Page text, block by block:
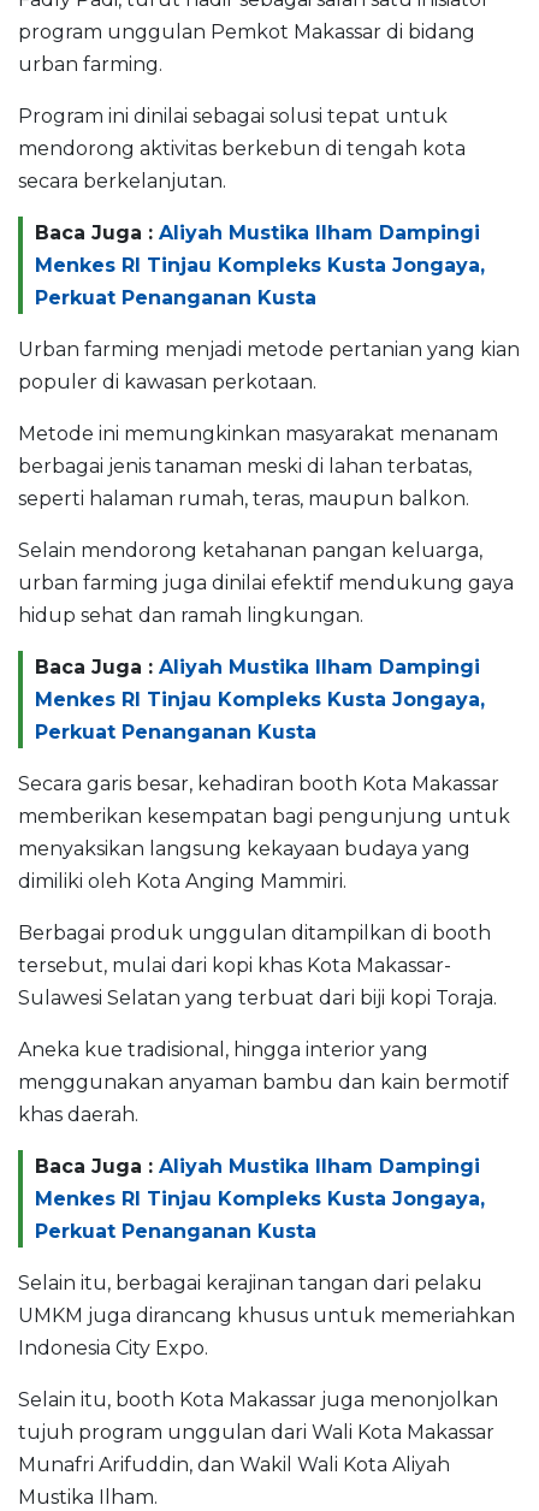
program unggulan Pemkot Makassar di bidang
urban farming.
Program ini dinilai sebagai solusi tepat untuk
mendorong aktivitas berkebun di tengah kota
secara berkelanjutan.
Baca Juga : Aliyah Mustika Ilham Dampingi
Menkes RI Tinjau Kompleks Kusta Jongaya,
Perkuat Penanganan Kusta
Urban farming menjadi metode pertanian yang kian
populer di kawasan perkotaan.
Metode ini memungkinkan masyarakat menanam
berbagai jenis tanaman meski di lahan terbatas,
seperti halaman rumah, teras, maupun balkon.
Selain mendorong ketahanan pangan keluarga,
urban farming juga dinilai efektif mendukung gaya
hidup sehat dan ramah lingkungan.
Baca Juga : Aliyah Mustika Ilham Dampingi
Menkes RI Tinjau Kompleks Kusta Jongaya,
Perkuat Penanganan Kusta
Secara garis besar, kehadiran booth Kota Makassar
memberikan kesempatan bagi pengunjung untuk
menyaksikan langsung kekayaan budaya yang
dimiliki oleh Kota Anging Mammiri.
Berbagai produk unggulan ditampilkan di booth
tersebut, mulai dari kopi khas Kota Makassar-
Sulawesi Selatan yang terbuat dari biji kopi Toraja.
Aneka kue tradisional, hingga interior yang
menggunakan anyaman bambu dan kain bermotif
khas daerah.
Baca Juga : Aliyah Mustika Ilham Dampingi
Menkes RI Tinjau Kompleks Kusta Jongaya,
Perkuat Penanganan Kusta
Selain itu, berbagai kerajinan tangan dari pelaku
UMKM juga dirancang khusus untuk memeriahkan
Indonesia City Expo.
Selain itu, booth Kota Makassar juga menonjolkan
tujuh program unggulan dari Wali Kota Makassar
Munafri Arifuddin, dan Wakil Wali Kota Aliyah
Mustika Ilham.